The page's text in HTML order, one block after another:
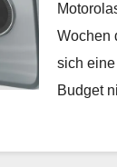
Wochen
sich
Budget